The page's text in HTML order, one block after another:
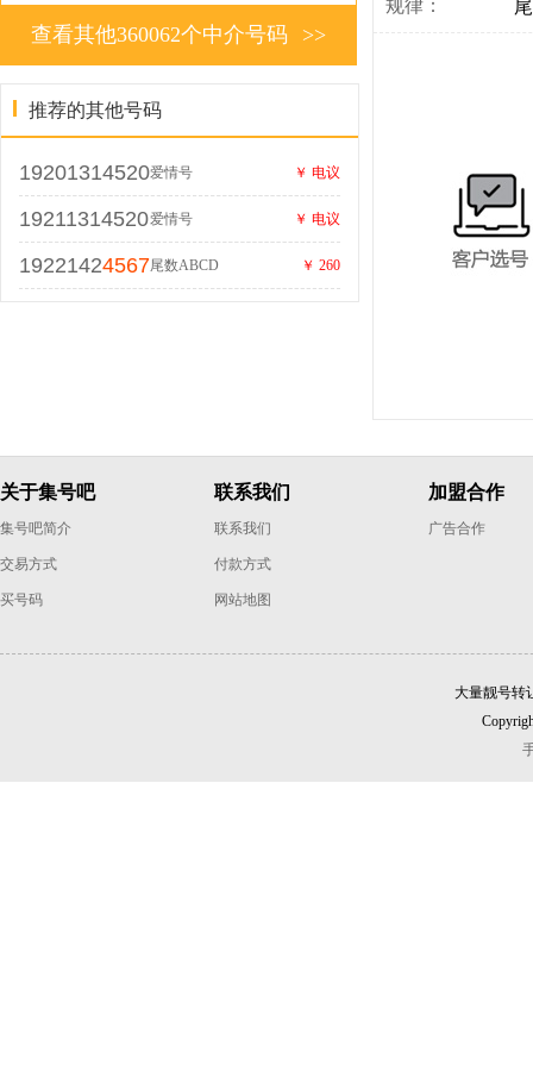
规律：
>>
查看其他360062个中介号码
推荐的其他号码
19201314520爱情号 ￥ 电议
19211314520爱情号 ￥ 电议
19221424567尾数ABCD ￥ 260
关于集号吧
集号吧简介
交易方式
买号码
联系我们
联系我们
付款方式
网站地图
加盟合作
广告合作
大量靓号转